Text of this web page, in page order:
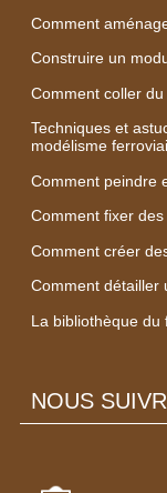
Comment
Construire un
Comment coller
Techniques et
modélisme
Comment peindre
Comment fixer
Comment créer
Comment détailler
La bibliothèque du
NOUS